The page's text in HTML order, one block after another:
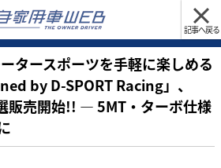
記事へ戻る
タースポーツを手軽に楽しめる
by D-SPORT Racing」、
販売開始!! ― 5MT・ターボ仕様